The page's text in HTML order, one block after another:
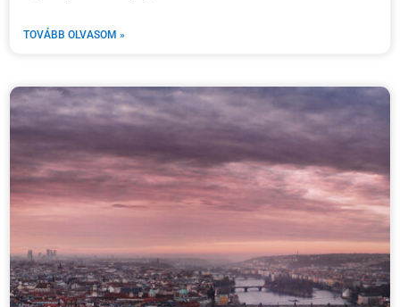
TOVÁBB OLVASOM »